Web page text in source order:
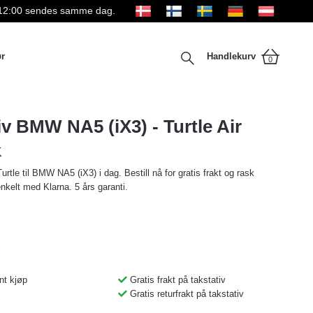
sendes samme dag.
Handlekurv 0
BMW NA5 (iX3) - Turtle Air
til BMW NA5 (iX3) i dag. Bestill nå for gratis frakt og rask
med Klarna. 5 års garanti.
kjøp
Gratis frakt på takstativ
Gratis returfrakt på takstativ